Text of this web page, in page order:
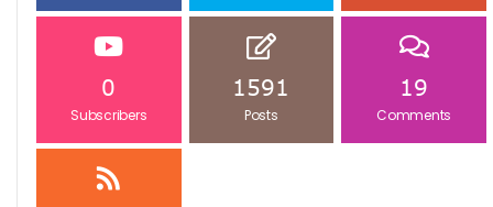
0
Subscribers
1591
Posts
19
Comments